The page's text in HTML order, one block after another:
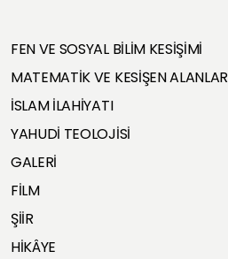
FEN VE SOSYAL BİLİM KESİŞİMİ
MATEMATİK VE KESİŞEN ALANLAR
İSLAM İLAHİYATI
YAHUDİ TEOLOJİSİ
GALERİ
FİLM
ŞİİR
HİKÂYE